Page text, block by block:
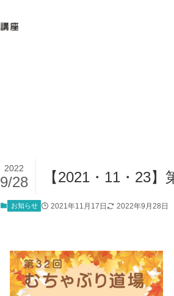
【2021・11・23
2022
9/28
お知らせ 2021年11月17日 2022年9月28日